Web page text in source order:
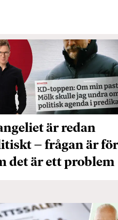
är redan
– frågan är för
det är ett problem